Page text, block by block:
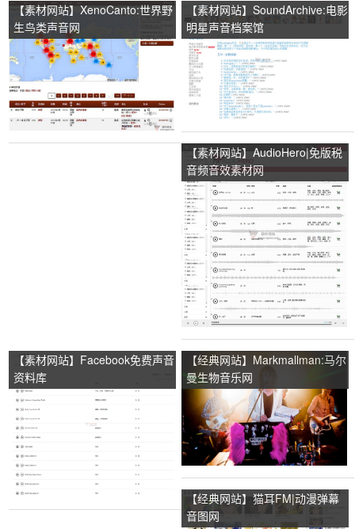
【素材网站】XenoCanto:世界野
生鸟类声音网
【素材网站】SoundArchive:电影
明星声音档案馆
【素材网站】AudioHero|免版税
音频音效素材网
【素材网站】Facebook免费声音
资料库
【经典网站】Markmallman:马尔
曼生物音乐网
【经典网站】猫耳FM|动漫弹幕
音图网